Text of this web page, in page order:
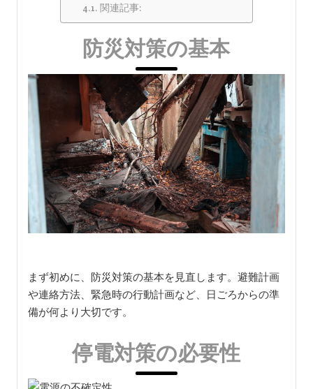
関連記事:
防災対策の基本
まず初めに、防災対策の基本を見直します。避難計画
や連絡方法、緊急時の行動計画など、日ごろからの準
備が何より大切です。
停電対策の必要性